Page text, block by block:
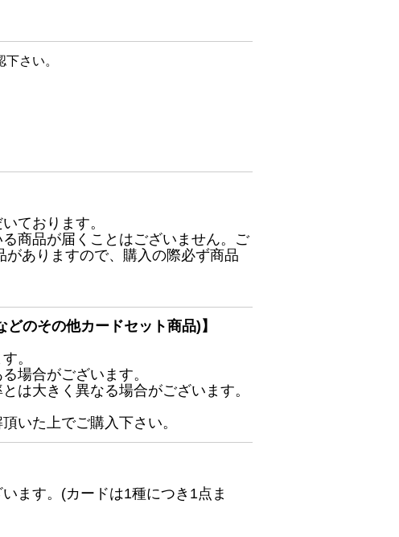
さい。
ております。
商品が届くことはございません。ご
ありますので、購入の際必ず商品
のその他カードセット商品)】
。
場合がございます。
は大きく異なる場合がございます。
いた上でご購入下さい。
ます。(カードは1種につき1点ま